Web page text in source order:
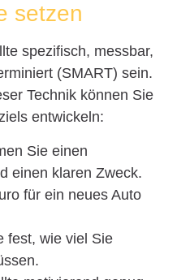
setzen
spezifisch, messbar,
(SMART) sein.
Technik können Sie
entwickeln:
Sie einen
einen klaren Zweck.
für ein neues Auto
fest, wie viel Sie